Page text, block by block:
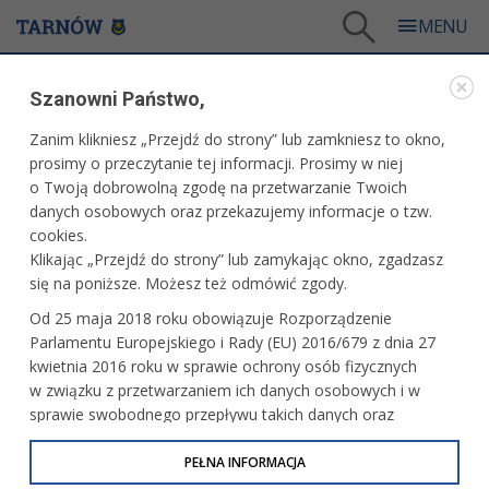
Przebudowa i rozbudowa budynku bursy międzyszkolnej na ul. Szarych Szeregów 1 w
Tarnowie na potrzeby Pogotowia Opiekuńczego”
WARTO PRZECZYTAĆ
PRZEBUDOWA I ROZBUDOWA BUDYNKU BURSY
MIĘDZYSZKOLNEJ NA UL. SZARYCH SZEREGÓW 1
W TARNOWIE NA POTRZEBY POGOTOWIA
OPIEKUŃCZEGO”
05.07.2010, 13:22 Redakcja tarnow.pl
Szanowni Państwo,
Zanim klikniesz „Przejdź do strony” lub zamkniesz to okno,
prosimy o przeczytanie tej informacji. Prosimy w niej
o Twoją dobrowolną zgodę na przetwarzanie Twoich
danych osobowych oraz przekazujemy informacje o tzw.
cookies.
Klikając „Przejdź do strony” lub zamykając okno, zgadzasz
się na poniższe. Możesz też odmówić zgody.
Od 25 maja 2018 roku obowiązuje Rozporządzenie
Parlamentu Europejskiego i Rady (EU) 2016/679 z dnia 27
kwietnia 2016 roku w sprawie ochrony osób fizycznych
w związku z przetwarzaniem ich danych osobowych i w
sprawie swobodnego przepływu takich danych oraz
uchylenia dyrektywy 95/46/WE (określane jako RODO, GDPR
lub Ogólne Rozporządzenie o Ochronie Danych
PEŁNA INFORMACJA